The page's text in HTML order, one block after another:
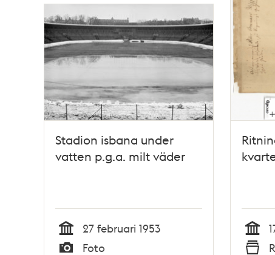
Stadion isbana under
vatten p.g.a. milt väder
Tid
27 februari 1953
Foto Tid